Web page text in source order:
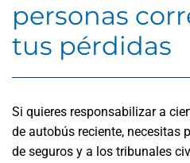
personas
tus pérdidas
Si quieres responsabilizar a
de autobús reciente, necesitas
de seguros y a los tribunales